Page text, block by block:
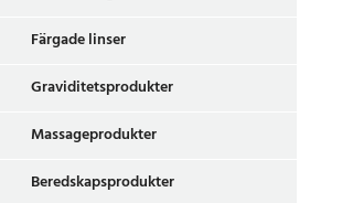
Färgade linser
Graviditetsprodukter
Massageprodukter
Beredskapsprodukter